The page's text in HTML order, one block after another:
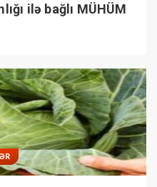
ilə bağlı MÜHÜM